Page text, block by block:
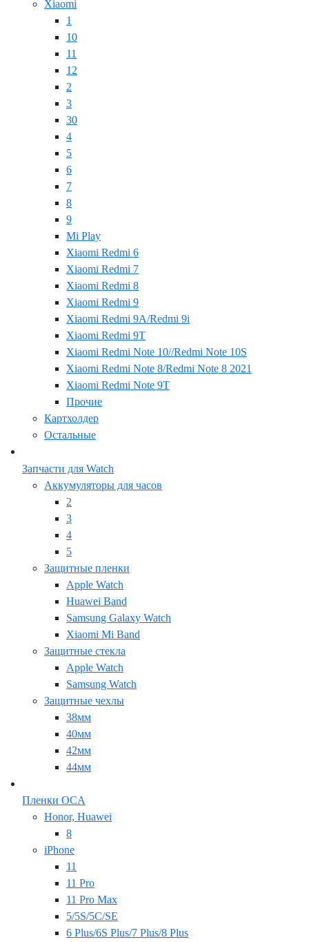
Xiaomi
1
10
11
12
2
3
30
4
5
6
7
8
9
Mi Play
Xiaomi Redmi 6
Xiaomi Redmi 7
Xiaomi Redmi 8
Xiaomi Redmi 9
Xiaomi Redmi 9A/Redmi 9i
Xiaomi Redmi 9T
Xiaomi Redmi Note 10//Redmi Note 10S
Xiaomi Redmi Note 8/Redmi Note 8 2021
Xiaomi Redmi Note 9T
Прочие
Картхолдер
Остальные
Запчасти для Watch
Аккумуляторы для часов
2
3
4
5
Защитные пленки
Apple Watch
Huawei Band
Samsung Galaxy Watch
Xiaomi Mi Band
Защитные стекла
Apple Watch
Samsung Watch
Защитные чехлы
38мм
40мм
42мм
44мм
Пленки OCA
Honor, Huawei
8
iPhone
11
11 Pro
11 Pro Max
5/5S/5C/SE
6 Plus/6S Plus/7 Plus/8 Plus